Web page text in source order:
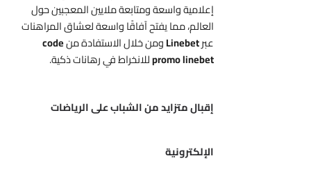
إعلامية واسعة ومتابعة ملايين المعجبين حول
العالم، مما يفتح آفاقًا واسعة لعشاق المراهنات
عبرLinebetومن خلال الاستفادة منcode
promo linebetللانخراط في رهانات ذكية.
إقبال متزايد من الشباب على الرياضات
الإلكترونية